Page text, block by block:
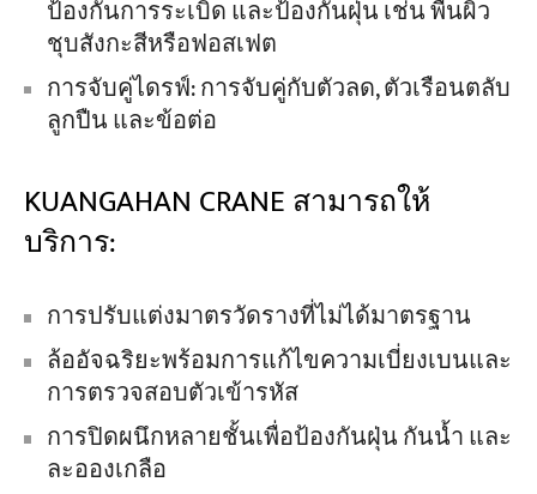
ป้องกันการระเบิด และป้องกันฝุ่น เช่น พื้นผิว
ชุบสังกะสีหรือฟอสเฟต
การจับคู่ไดรฟ์: การจับคู่กับตัวลด, ตัวเรือนตลับ
ลูกปืน และข้อต่อ
KUANGAHAN CRANE สามารถให้
บริการ:
การปรับแต่งมาตรวัดรางที่ไม่ได้มาตรฐาน
ล้ออัจฉริยะพร้อมการแก้ไขความเบี่ยงเบนและ
การตรวจสอบตัวเข้ารหัส
การปิดผนึกหลายชั้นเพื่อป้องกันฝุ่น กันน้ำ และ
ละอองเกลือ